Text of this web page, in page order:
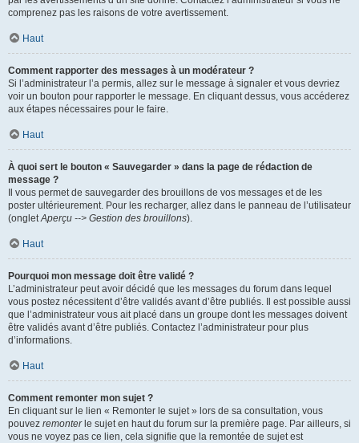
comprenez pas les raisons de votre avertissement.
Haut
Comment rapporter des messages à un modérateur ?
Si l’administrateur l’a permis, allez sur le message à signaler et vous devriez
voir un bouton pour rapporter le message. En cliquant dessus, vous accéderez
aux étapes nécessaires pour le faire.
Haut
À quoi sert le bouton « Sauvegarder » dans la page de rédaction de
message ?
Il vous permet de sauvegarder des brouillons de vos messages et de les
poster ultérieurement. Pour les recharger, allez dans le panneau de l’utilisateur
(ongletAperçu --> Gestion des brouillons).
Haut
Pourquoi mon message doit être validé ?
L’administrateur peut avoir décidé que les messages du forum dans lequel
vous postez nécessitent d’être validés avant d’être publiés. Il est possible aussi
que l’administrateur vous ait placé dans un groupe dont les messages doivent
être validés avant d’être publiés. Contactez l’administrateur pour plus
d’informations.
Haut
Comment remonter mon sujet ?
En cliquant sur le lien « Remonter le sujet » lors de sa consultation, vous
pouvez remonterle sujet en haut du forum sur la première page. Par ailleurs, si
vous ne voyez pas ce lien, cela signifie que la remontée de sujet est